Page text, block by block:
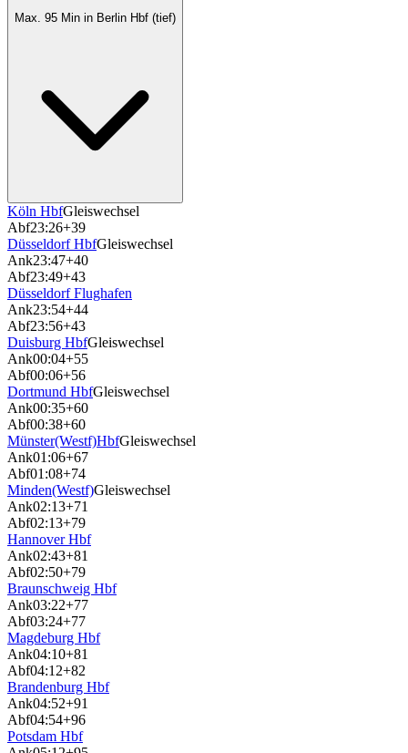
Max. 95 Min in Berlin Hbf (tief)
Köln HbfGleiswechsel
Abf23:26+39
Düsseldorf HbfGleiswechsel
Ank23:47+40
Abf23:49+43
Düsseldorf Flughafen
Ank23:54+44
Abf23:56+43
Duisburg HbfGleiswechsel
Ank00:04+55
Abf00:06+56
Dortmund HbfGleiswechsel
Ank00:35+60
Abf00:38+60
Münster(Westf)HbfGleiswechsel
Ank01:06+67
Abf01:08+74
Minden(Westf)Gleiswechsel
Ank02:13+71
Abf02:13+79
Hannover Hbf
Ank02:43+81
Abf02:50+79
Braunschweig Hbf
Ank03:22+77
Abf03:24+77
Magdeburg Hbf
Ank04:10+81
Abf04:12+82
Brandenburg Hbf
Ank04:52+91
Abf04:54+96
Potsdam Hbf